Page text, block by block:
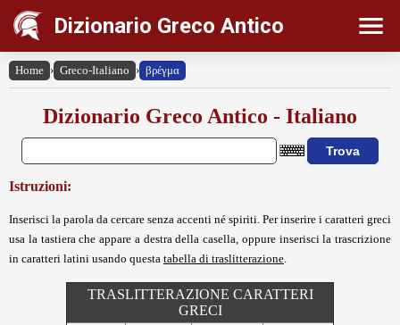
Dizionario Greco Antico
Home › Greco-Italiano › βρέγμα
Dizionario Greco Antico - Italiano
Istruzioni:
Inserisci la parola da cercare senza accenti né spiriti. Per inserire i caratteri greci
usa la tastiera che appare a destra della casella, oppure inserisci la trascrizione
in caratteri latini usando questa tabella di traslitterazione
TRASLITTERAZIONE CARATTERI
GRECI